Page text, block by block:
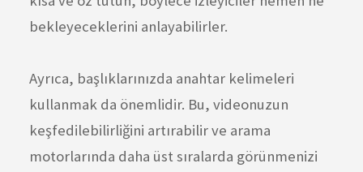
bekleyeceklerini anlayabilirler.
Ayrıca, başlıklarınızda anahtar kelimeleri
kullanmak da önemlidir. Bu, videonuzun
keşfedilebilirliğini artırabilir ve arama
motorlarında daha üst sıralarda görünmenizi